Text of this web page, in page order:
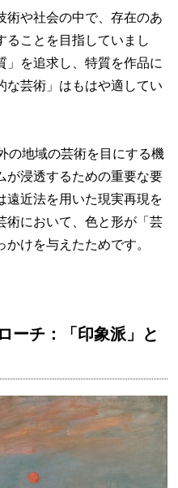
術や社会の中で、存在のあ
ることを目指していまし
」を追求し、特質を作品に
な芸術」はもはや適してい
の地域の芸術を目にする機
が浸透するための重要な要
遠近法を用いた現実再現を
術において、色と形が「芸
けを与えたためです。
ーチ：「印象派」と